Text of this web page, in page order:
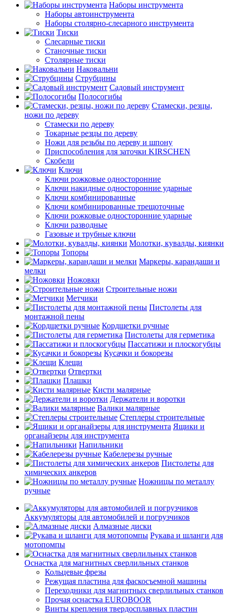
Наборы инструмента
Наборы автоинструмента
Наборы столярно-слесарного инструмента
Тиски
Слесарные тиски
Станочные тиски
Столярные тиски
Наковальни
Струбцины
Садовый инструмент
Полосогибы
Стамески, резцы,
ножи по дереву
Стамески по дереву
Токарные резцы по дереву
Ножи для резьбы по дереву и шпону
Приспособления для заточки KIRSCHEN
Скобели
Ключи
Ключи рожковые односторонние
Ключи накидные односторонние ударные
Ключи комбинированные
Ключи комбинированные трещоточные
Ключи рожковые односторонние ударные
Ключи разводные
Газовые и трубные ключи
Молотки, кувалды, киянки
Топоры
Маркеры, карандаши и
мелки
Ножовки
Строительные ножи
Метчики
Пистолеты для
монтажной пены
Кордщетки ручные
Пистолеты для герметика
Пассатижи и плоскогубцы
Кусачки и бокорезы
Клещи
Отвертки
Плашки
Кисти малярные
Держатели и воротки
Валики малярные
Степлеры строительные
Ящики и
органайзеры для инструмента
Напильники
Кабелерезы ручные
Пистолеты для
химических анкеров
Ножницы по металлу
ручные
Аккумуляторы для автомобилей и погрузчиков
Алмазные диски
Рукава и шланги для
мотопомпы
Оснастка для магнитных сверлильных станков
Кольцевые фрезы
Режущая пластина для фаскосъемной машины
Переходники для магнитных сверлильных станков
Прочая оснастка EUROBOOR
Винты крепления твердосплавных пластин